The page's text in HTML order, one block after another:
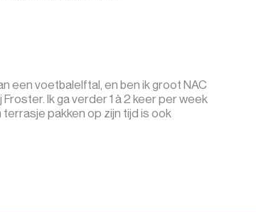
een voetbalelftal, en ben ik groot NAC
Ik ga verder 1 à 2 keer per week
pakken op zijn tijd is ook